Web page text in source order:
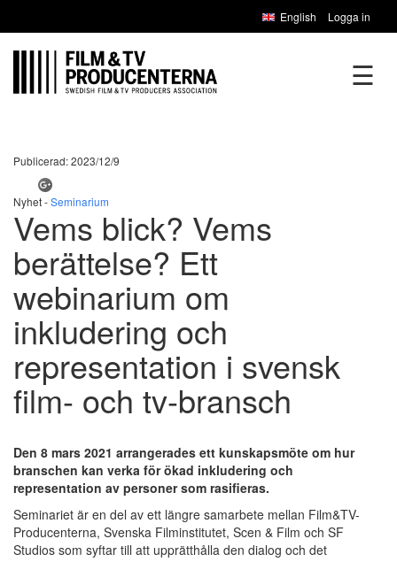
English Logga in
☰
Publicerad: 2023/12/9
Nyhet -Seminarium
Vems blick? Vems
berättelse? Ett
webinarium om
inkludering och
representation i svensk
film- och tv-bransch
Den 8 mars 2021 arrangerades ett kunskapsmöte om hur
branschen kan verka för ökad inkludering och
representation av personer som rasifieras.
Seminariet är en del av ett längre samarbete mellan Film&TV-
Producenterna, Svenska Filminstitutet, Scen & Film och SF
Studios som syftar till att upprätthålla den dialog och det